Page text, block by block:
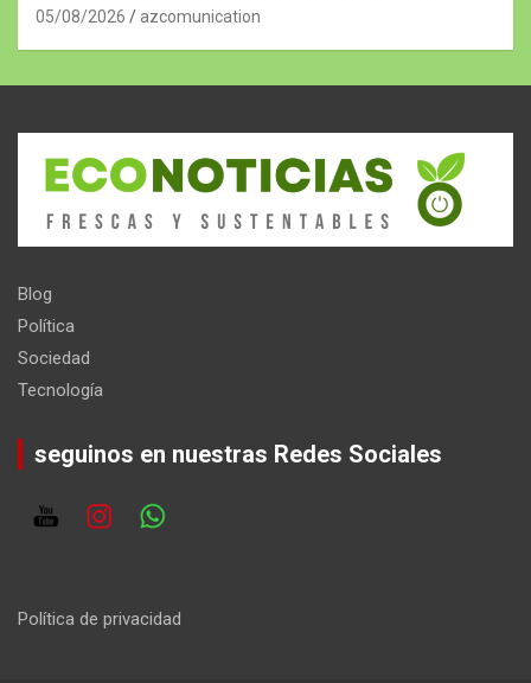
05/08/2026 azcomunication
Blog
Política
Sociedad
Tecnología
seguinos en nuestras Redes Sociales
Política de privacidad